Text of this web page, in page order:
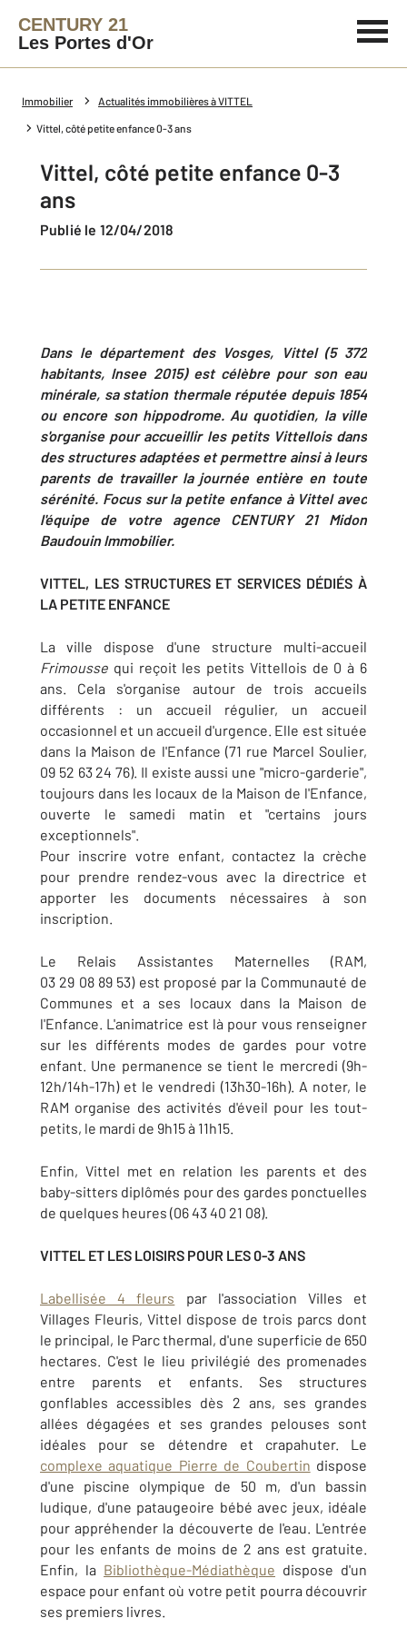
CENTURY 21
Les Portes d'Or
Immobilier Actualités immobilières à VITTEL
Vittel, côté petite enfance 0-3 ans
Vittel, côté petite enfance 0-3
ans
Publié le 12/04/2018
Dans le département des Vosges, Vittel (5 372
habitants, Insee 2015) est célèbre pour son eau
minérale, sa station thermale réputée depuis 1854
ou encore son hippodrome. Au quotidien, la ville
s'organise pour accueillir les petits Vittellois dans
des structures adaptées et permettre ainsi à leurs
parents de travailler la journée entière en toute
sérénité. Focus sur la petite enfance à Vittel avec
l'équipe de votre agence CENTURY 21 Midon
Baudouin Immobilier.
VITTEL, LES STRUCTURES ET SERVICES DÉDIÉS À
LA PETITE ENFANCE
La ville dispose d'une structure multi-accueil
Frimousse qui reçoit les petits Vittellois de 0 à 6
ans. Cela s'organise autour de trois accueils
différents : un accueil régulier, un accueil
occasionnel et un accueil d'urgence. Elle est située
dans la Maison de l'Enfance (71 rue Marcel Soulier,
09 52 63 24 76). Il existe aussi une "micro-garderie",
toujours dans les locaux de la Maison de l'Enfance,
ouverte le samedi matin et "certains jours
exceptionnels".
Pour inscrire votre enfant, contactez la crèche
pour prendre rendez-vous avec la directrice et
apporter les documents nécessaires à son
inscription.
Le Relais Assistantes Maternelles (RAM,
03 29 08 89 53) est proposé par la Communauté de
Communes et a ses locaux dans la Maison de
l'Enfance. L'animatrice est là pour vous renseigner
sur les différents modes de gardes pour votre
enfant. Une permanence se tient le mercredi (9h-
12h/14h-17h) et le vendredi (13h30-16h). A noter, le
RAM organise des activités d'éveil pour les tout-
petits, le mardi de 9h15 à 11h15.
Enfin, Vittel met en relation les parents et des
baby-sitters diplômés pour des gardes ponctuelles
de quelques heures (06 43 40 21 08).
VITTEL ET LES LOISIRS POUR LES 0-3 ANS
Labellisée 4 fleurs par l'association Villes et
Villages Fleuris, Vittel dispose de trois parcs dont
le principal, le Parc thermal, d'une superficie de 650
hectares. C'est le lieu privilégié des promenades
entre parents et enfants. Ses structures
gonflables accessibles dès 2 ans, ses grandes
allées dégagées et ses grandes pelouses sont
idéales pour se détendre et crapahuter. Le
complexe aquatique Pierre de Coubertin dispose
d'une piscine olympique de 50 m, d'un bassin
ludique, d'une pataugeoire bébé avec jeux, idéale
pour appréhender la découverte de l'eau. L'entrée
pour les enfants de moins de 2 ans est gratuite.
Enfin, la Bibliothèque-Médiathèque dispose d'un
espace pour enfant où votre petit pourra découvrir
ses premiers livres.